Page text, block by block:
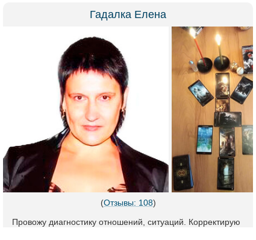
Гадалка Елена
(Отзывы: 108)
Провожу диагностику отношений, ситуаций. Корректирую